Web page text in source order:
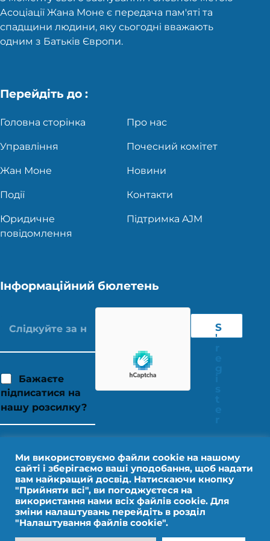
Асоціації Жана Моне є передача пам'яті та
спадщини людини, яку сьогодні вважають
одним з Батьків Європи.
Перейдіть до :
Головна сторінка Про нас
Управління Почесний комітет
Жан Моне Новини
Події Контакти
Юридичне
повідомлення
Підтримка AJM
Інформаційний бюлетень
Бажаєте
підписатися на
нашу розсилку?
S
'
Юридичне повідомлення
Ми використовуємо файли cookie на нашому
сайті і зберігаємо ваші уподобання, щоб надати
вам найкращий досвід. Натискаючи кнопку
"Прийняти всі", ви погоджуєтеся на
використання нами всіх файлів cookie. Для
зміни налаштувань перейдіть в розділ
"Налаштування файлів cookie".